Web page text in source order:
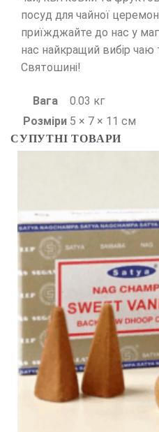
посуд для чайної
приїжджайте до нас у
нас найкращий вибір чаю
Святошині!
Вага
0.03 кг
Розміри 5 × 7 × 11 см
СУПУТНІ ТОВАРИ